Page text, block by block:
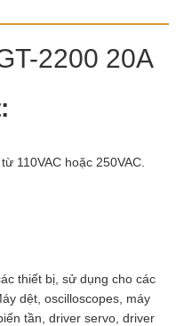
2200 20A
110VAC hoặc 250VAC.
thiết bị, sử dụng cho các
dệt, oscilloscopes, máy
tần, driver servo, driver